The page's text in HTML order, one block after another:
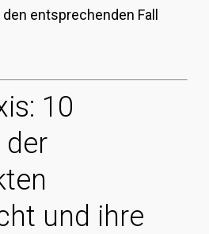
entsprechenden Fall
10
der
und ihre